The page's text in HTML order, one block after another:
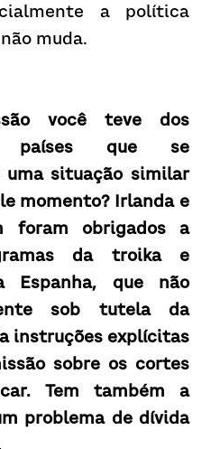
a política
muda.
você teve dos
países que se
uma situação similar
momento? Irlanda e
foram obrigados a
da troika e
Espanha, que não
sob tutela da
instruções explícitas
sobre os cortes
Tem também a
problema de dívida